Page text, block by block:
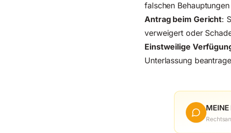
falschen Behauptungen
Antrag beim Gericht:
verweigert oder
Einstweilige
Unterlassung
MEINE